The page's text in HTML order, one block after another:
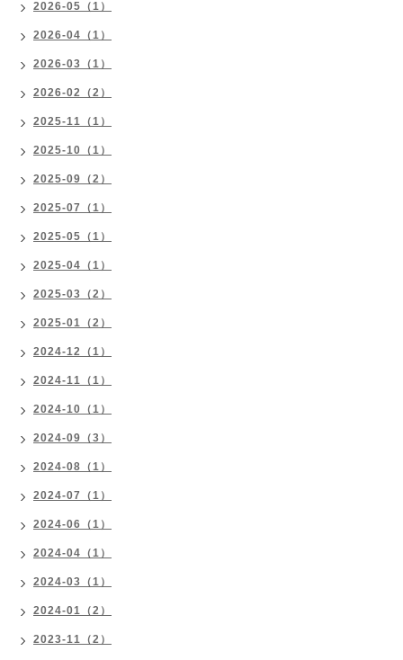
2026-05（1）
2026-04（1）
2026-03（1）
2026-02（2）
2025-11（1）
2025-10（1）
2025-09（2）
2025-07（1）
2025-05（1）
2025-04（1）
2025-03（2）
2025-01（2）
2024-12（1）
2024-11（1）
2024-10（1）
2024-09（3）
2024-08（1）
2024-07（1）
2024-06（1）
2024-04（1）
2024-03（1）
2024-01（2）
2023-11（2）